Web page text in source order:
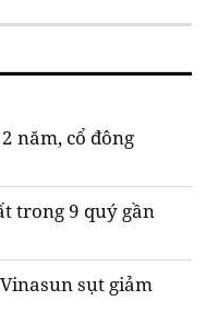
năm, cổ đông
trong 9 quý gần
sụt giảm